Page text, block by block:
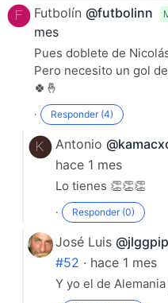
Futbolín @futbolinn
mes
Pues doblete de
Pero necesito un gol
🍀🤞
· Responder (4)
Antonio
hace 1 mes
Lo tienes 👏👏👏
· Responder (0)
José Luis
#52 · hace 1 mes
Y yo el de